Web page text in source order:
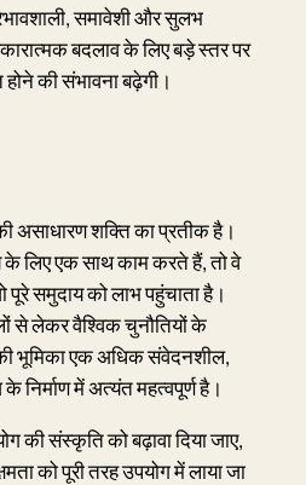
समावेशी और सुलभ
बदलाव के लिए बड़े स्तर पर
की संभावना बढ़ेगी।
असाधारण शक्ति का प्रतीक है।
के लिए एक साथ काम करते हैं, तो वे
पूरे समुदाय को लाभ पहुंचाता है।
से लेकर वैश्विक चुनौतियों के
भूमिका एक अधिक संवेदनशील,
में अत्यंत महत्वपूर्ण है।
की संस्कृति को बढ़ावा दिया जाए,
को पूरी तरह उपयोग में लाया जा